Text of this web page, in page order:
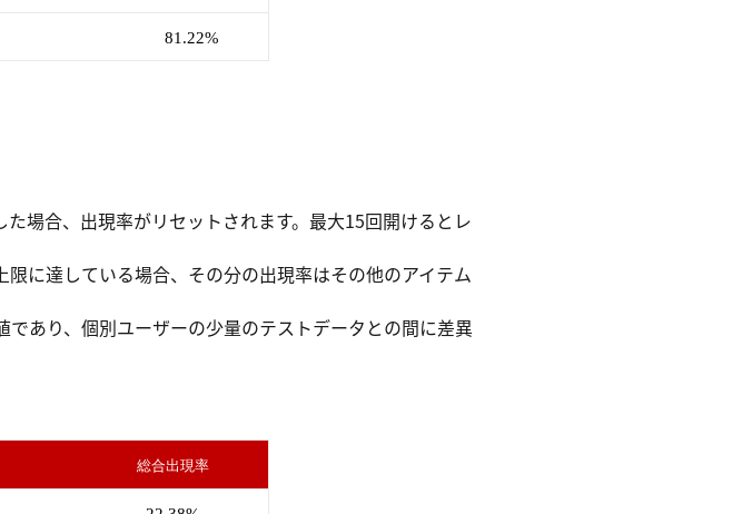
81.22%
場合、出現率がリセットされます。最大15回開けるとレ
に達している場合、その分の出現率はその他のアイテム
あり、個別ユーザーの少量のテストデータとの間に差異
総合出現率